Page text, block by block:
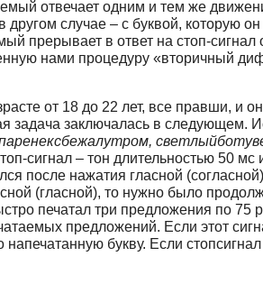
отвечает одним и тем же
случае – с буквой, которую
прерывает в ответ на стоп-сигнал
нами процедуру «вторичный
от 18 до 22 лет, все правши, и
задача заключалась в следующем.
сигнал – тон длительностью 50 мс
после нажатия гласной
(гласной), то нужно было
печатал три предложения по 75
предложений. Если этот
букву. Если